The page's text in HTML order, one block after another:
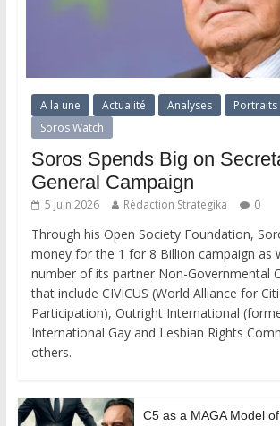
A la une Actualité Analyses
Portraits
Soros Watch
Soros Spends Big on
General Campaign
5 juin 2026 Rédaction Strategika 0
Through his Open Society Foundation,
money for the 1 for 8 Billion campaign as
number of its partner Non-Governmental
that include CIVICUS (World Alliance for
Participation), Outright International
International Gay and Lesbian Rights
others.
C5 as a MAGA Model